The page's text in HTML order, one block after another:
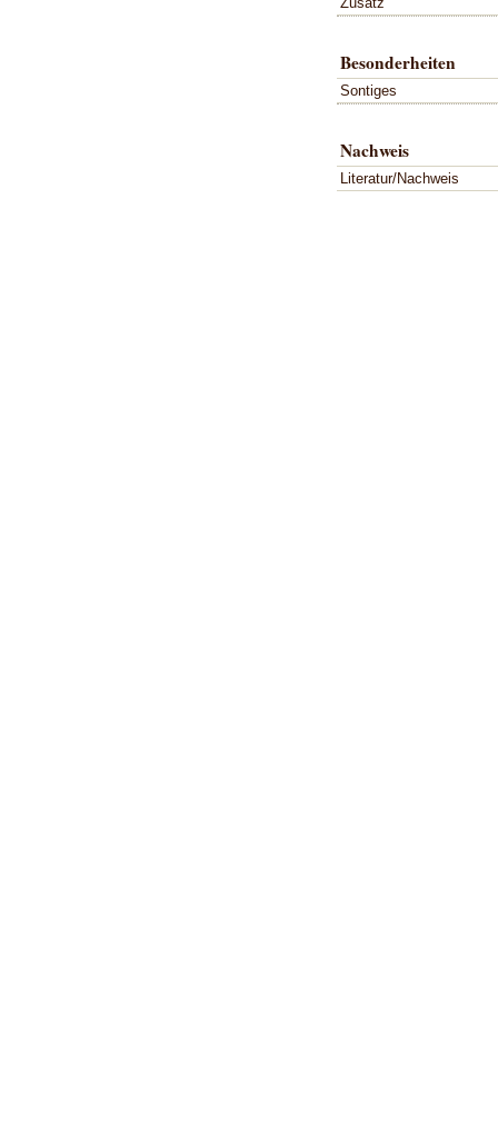
Besonderheiten
Sontiges
Nachweis
Literatur/Nachweis